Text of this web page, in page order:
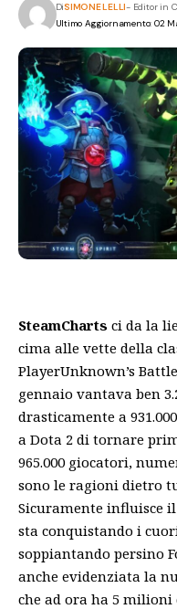
Ultimo Aggiornamento: 02
DiSIMONE LELLI- Editor in
SteamCharts ci da la
cima alle vette della
PlayerUnknown’s
gennaio vantava ben
drasticamente a
a Dota 2 di tornare
965.000 giocatori,
sono le ragioni dietro
Sicuramente influisce il
sta conquistando i
soppiantando persino
anche evidenziata la
che ad ora ha 5